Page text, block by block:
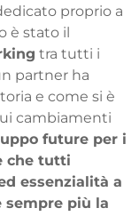
proprio a
è stato il
tra tutti i
partner ha
e come si è
cambiamenti
future per i
che tutti
essenzialità a
sempre più la